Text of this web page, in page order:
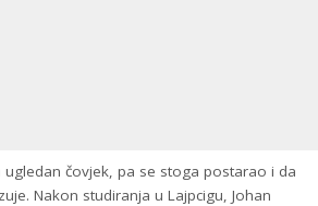
čovjek, pa se stoga postarao i da
Nakon studiranja u Lajpcigu, Johan